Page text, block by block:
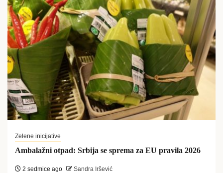
Zelene inicijative
Ambalažni otpad: Srbija se sprema za EU pravila 2026
2 sedmice ago Sandra Iršević